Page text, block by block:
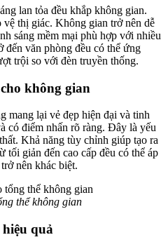
lan tỏa đều khắp không gian.
thị giác. Không gian trở nên dễ
sáng mềm mại phù hợp với nhiều
văn phòng đều có thể ứng
trội so với đèn truyền thống.
không gian
mang lại vẻ đẹp hiện đại và tinh
có điểm nhấn rõ ràng. Đây là yếu
Khả năng tùy chỉnh giúp tạo ra
tối giản đến cao cấp đều có thể áp
nên khác biệt.
thể không gian
quả